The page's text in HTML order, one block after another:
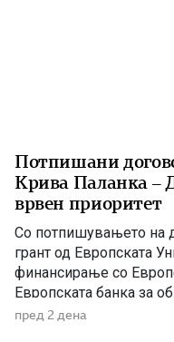
Потпишани
Крива Паланка –
врвен приоритет
Со потпишувањето на
грант од Европската
финансирање со
Европската банка за
фаза од
пред 2 дена